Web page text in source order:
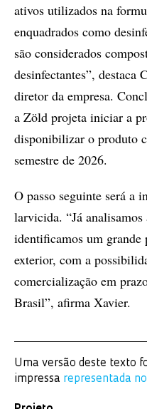
ativos utilizados na
enquadrados como
são considerados
desinfectantes”, destaca
diretor da empresa.
a Zöld projeta iniciar a
disponibilizar o produto
semestre de 2026.
O passo seguinte será a
larvicida. “Já
identificamos um grande
exterior, com a
comercialização em
Brasil”, afirma Xavier.
Uma versão deste texto
impressa representada